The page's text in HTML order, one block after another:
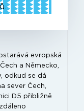
evropská
a Německo,
odkud se dá
sever Čech,
D5 přibližně